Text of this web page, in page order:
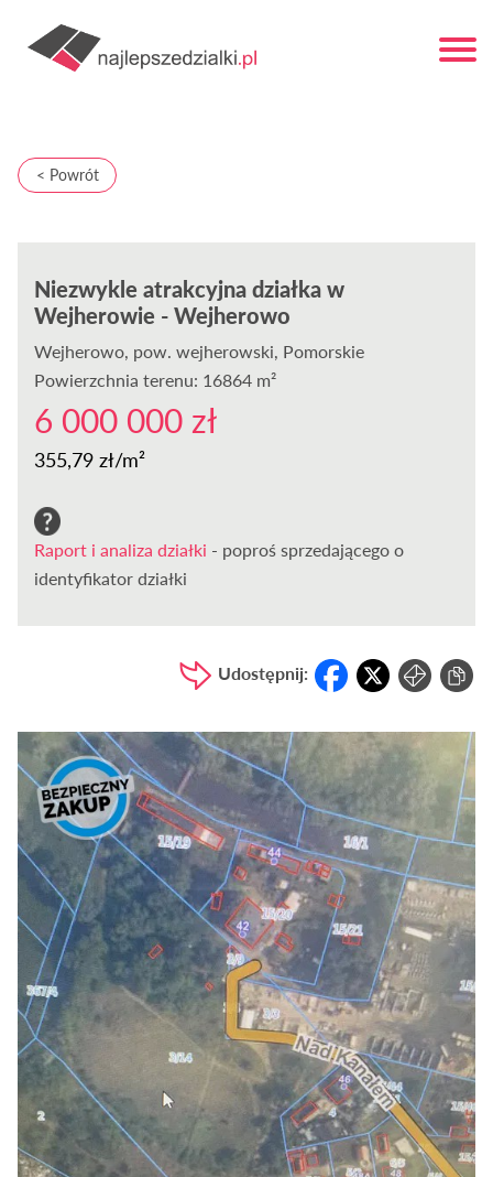
< Powrót
Niezwykle atrakcyjna działka w
Wejherowie - Wejherowo
Wejherowo, pow. wejherowski, Pomorskie
Powierzchnia terenu: 16864 m²
6 000 000 zł
355,79 zł/m²
Raport i analiza działki - poproś sprzedającego o
identyfikator działki
Udostępnij: